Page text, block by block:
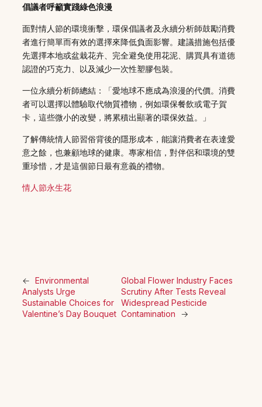
倡議者呼籲實踐綠色浪漫
面對情人節的環境衝擊，環保倡議者及永續分析師鼓勵消費
者進行簡單而有效的選擇來降低負面影響。建議措施包括優
先選擇本地或盆栽花卉、完全避免使用花泥、購買具有道德
認證的巧克力、以及減少一次性塑膠包裝。
一位永續分析師總結：「愛地球不應成為浪漫的代價。消費
者可以選擇以體驗取代物質禮物，例如環保餐飲或電子賀
卡，這些微小的改變，將累積出顯著的環保效益。」
了解傳統情人節習俗背後的隱形成本，能讓消費者在表達愛
意之餘，也兼顧地球的健康。專家相信，對伴侶和環境的雙
重珍惜，才是這個節日最有意義的禮物。
情人節永生花
← Environmental
Analysts Urge
Sustainable Choices for
Valentine’s Day Bouquet
Global Flower Industry Faces
Scrutiny After Tests Reveal
Widespread Pesticide
Contamination
→